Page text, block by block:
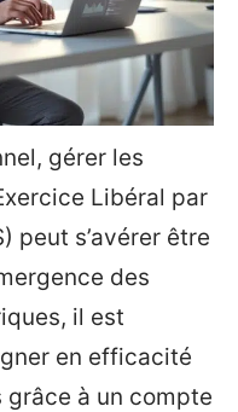
gérer les
Libéral par
peut s’avérer être
des
il est
en efficacité
grâce à un compte